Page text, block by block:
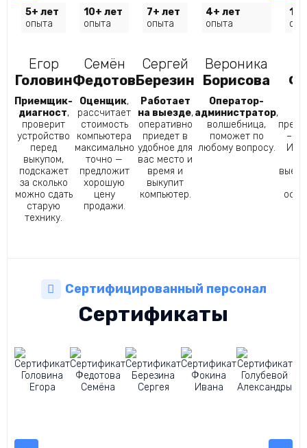
5+ лет
опыта
Егор
Головин
Приемщик-
диагност,
проверит
устройство
перед
выкупом,
подскажет
за сколько
можно сдать
старую
технику.
10+ лет
опыта
Семён
Федотов
Оценщик,
рассчитает
стоимость
компьютера
максимально
точно —
предложит
хорошую
цену
продажи.
7+ лет
опыта
Сергей
Березин
Работает
на выезде,
оперативно
приедет в
удобное для
вас место и
время и
выкупит
компьютер.
4+ лет
опыта
Вероника
Борисова
Оператор-
администратор,
волшебница,
поможет по
любому вопросу.
–
Сертифицированный персонал
Сертификаты